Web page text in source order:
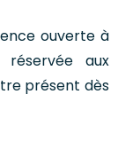
ouverte à
aux
présent dès